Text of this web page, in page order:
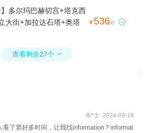
】多尔玛巴赫切宫+塔克西
大街+加拉达石塔+奥塔
¥ 536起 
查看剩余27个 
布*士 2024-09-18
看了票好多时间，让我找information？informat